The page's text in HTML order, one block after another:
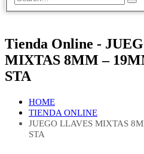
Tienda Online -
MIXTAS 8MM –
STA
HOME
TIENDA ONLINE
JUEGO LLAVES MIXTAS
STA